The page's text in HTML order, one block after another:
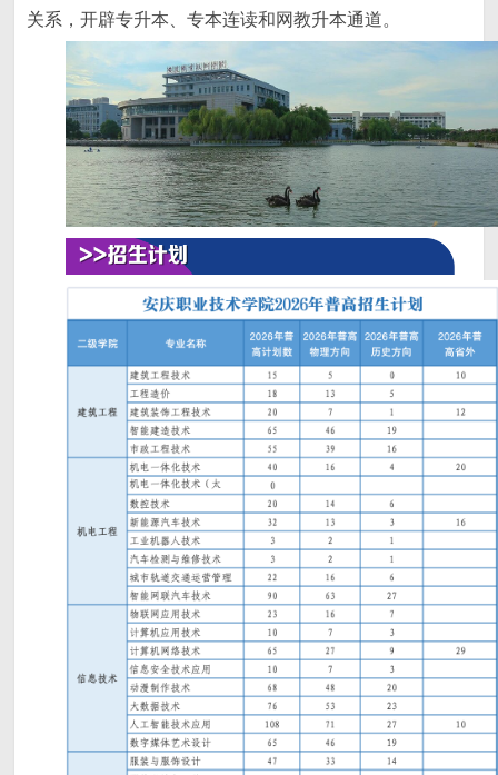
关系，开辟专升本、专本连读和网教升本通道。